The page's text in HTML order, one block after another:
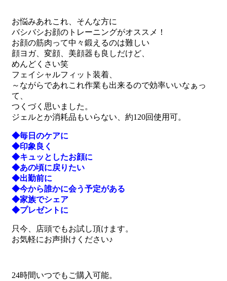
お悩みあれこれ、そんな方に
バシバシお顔のトレーニングがオススメ！
お顔の筋肉って中々鍛えるのは難しい
顔ヨガ、変顔、美顔器も良しだけど、
めんどくさい笑
フェイシャルフィット装着、
～ながらであれこれ作業も出来るので効率いいなぁっ
て、
つくづく思いました。
ジェルとか消耗品もいらない、約120回使用可。
◆毎日のケアに
◆印象良く
◆キュッとしたお顔に
◆あの頃に戻りたい
◆出勤前に
◆今から誰かに会う予定がある
◆家族でシェア
◆プレゼントに
只今、店頭でもお試し頂けます。
お気軽にお声掛けください♪
24時間いつでもご購入可能。